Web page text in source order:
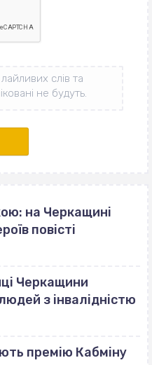
на Черкащині
повісті
Черкащини
з інвалідністю
премію Кабміну